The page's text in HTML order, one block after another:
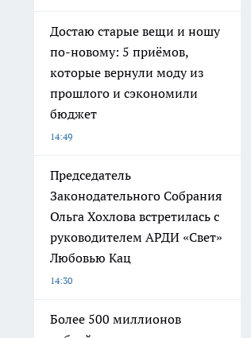
Достаю старые вещи и ношу
по-новому: 5 приёмов,
которые вернули моду из
прошлого и сэкономили
бюджет
14:49
Председатель
Законодательного Собрания
Ольга Хохлова встретилась с
руководителем АРДИ «Свет»
Любовью Кац
14:30
Более 500 миллионов